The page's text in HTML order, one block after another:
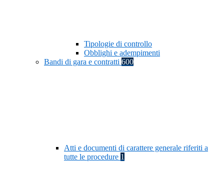
Tipologie di controllo
Obblighi e adempimenti
Bandi di gara e contratti 600
Atti e documenti di carattere generale riferiti a
tutte le procedure 1